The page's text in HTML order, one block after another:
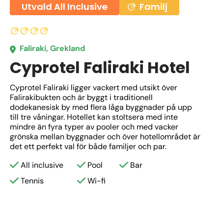
Utvald All Inclusive Familj
Faliraki, Grekland
Cyprotel Faliraki Hotel
Cyprotel Faliraki ligger vackert med utsikt över
Falirakibukten och är byggt i traditionell
dodekanesisk by med flera låga byggnader på upp
till tre våningar. Hotellet kan stoltsera med inte
mindre än fyra typer av pooler och med vacker
grönska mellan byggnader och över hotellområdet är
det ett perfekt val för både familjer och par.
All inclusive
Pool
Bar
Tennis
Wi-fi